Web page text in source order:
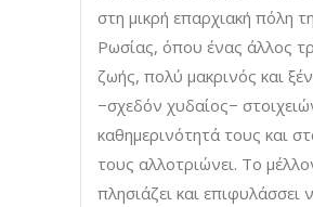
στη μικρή επαρχιακή πόλη
Ρωσίας, όπου ένας άλλος
ζωής, πολύ μακρινός και
−σχεδόν χυδαίος−
καθημερινότητά τους και
τους αλλοτριώνει. Το
πλησιάζει και επιφυλάσσει